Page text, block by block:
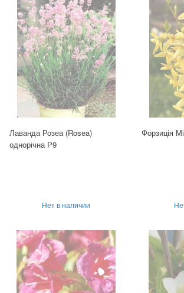
Лаванда Розеа (Rosea)
однорічна Р9
Нет в наличии
Форзиція